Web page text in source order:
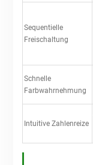
Sequentielle
Freischaltung
Schnelle
Farbwahrnehmung
Intuitive Zahlenreize